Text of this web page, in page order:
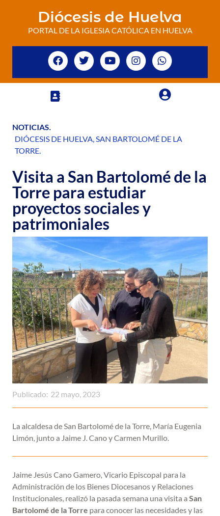
Diócesis de Huelva
PORTAL DE LA IGLESIA CATÓLICA EN HUELVA
NOTICIAS.
DIÓCESIS DE HUELVA,SAN BARTOLOMÉ DE LA
TORRE.
Visita a San Bartolomé de la
Torre para estudiar
proyectos sociales y
patrimoniales
Publicado: 22 mayo, 2023
La alcaldesa de San Bartolomé de la Torre, María Eugenia
Limón, junto a Jaime J. Cano y Carmen Murillo.
Jaime Jesús Cano Gamero, Vicario Episcopal para la
Administración de los Bienes Diocesanos y Relaciones
Institucionales, realizó la pasada semana una visita a San
Bartolomé de la Torre para conocer las necesidades y las